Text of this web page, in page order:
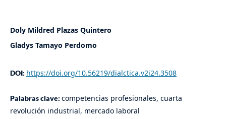
Doly Mildred Plazas Quintero
Gladys Tamayo Perdomo
DOI: https://doi.org/10.56219/dialctica.v2i24.3508
Palabras clave: competencias profesionales, cuarta
revolución industrial, mercado laboral